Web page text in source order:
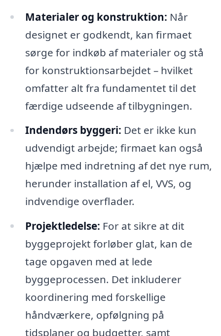
Materialer og konstruktion: Når
designet er godkendt, kan firmaet
sørge for indkøb af materialer og stå
for konstruktionsarbejdet – hvilket
omfatter alt fra fundamentet til det
færdige udseende af tilbygningen.
Indendørs byggeri: Det er ikke kun
udvendigt arbejde; firmaet kan også
hjælpe med indretning af det nye rum,
herunder installation af el, VVS, og
indvendige overflader.
Projektledelse: For at sikre at dit
byggeprojekt forløber glat, kan de
tage opgaven med at lede
byggeprocessen. Det inkluderer
koordinering med forskellige
håndværkere, opfølgning på
tidsplaner og budgetter, samt